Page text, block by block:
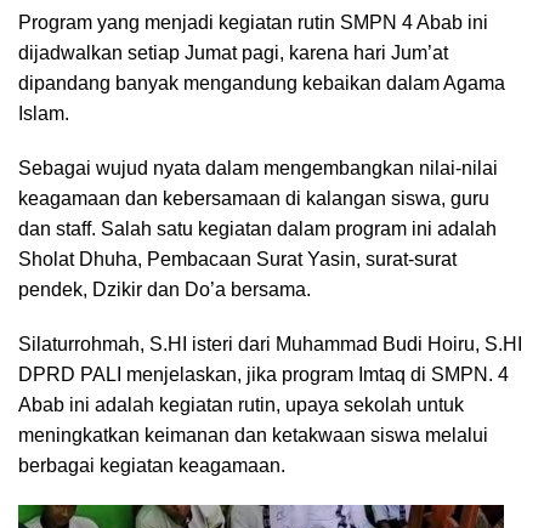
Program yang menjadi kegiatan rutin SMPN 4 Abab ini
dijadwalkan setiap Jumat pagi, karena hari Jum’at
dipandang banyak mengandung kebaikan dalam Agama
Islam.
Sebagai wujud nyata dalam mengembangkan nilai-nilai
keagamaan dan kebersamaan di kalangan siswa, guru
dan staff. Salah satu kegiatan dalam program ini adalah
Sholat Dhuha, Pembacaan Surat Yasin, surat-surat
pendek, Dzikir dan Do’a bersama.
Silaturrohmah, S.HI isteri dari Muhammad Budi Hoiru, S.HI
DPRD PALI menjelaskan, jika program Imtaq di SMPN. 4
Abab ini adalah kegiatan rutin, upaya sekolah untuk
meningkatkan keimanan dan ketakwaan siswa melalui
berbagai kegiatan keagamaan.